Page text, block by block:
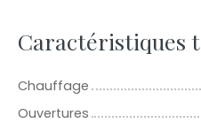
Caractéristiques
Chauffage
Ouvertures